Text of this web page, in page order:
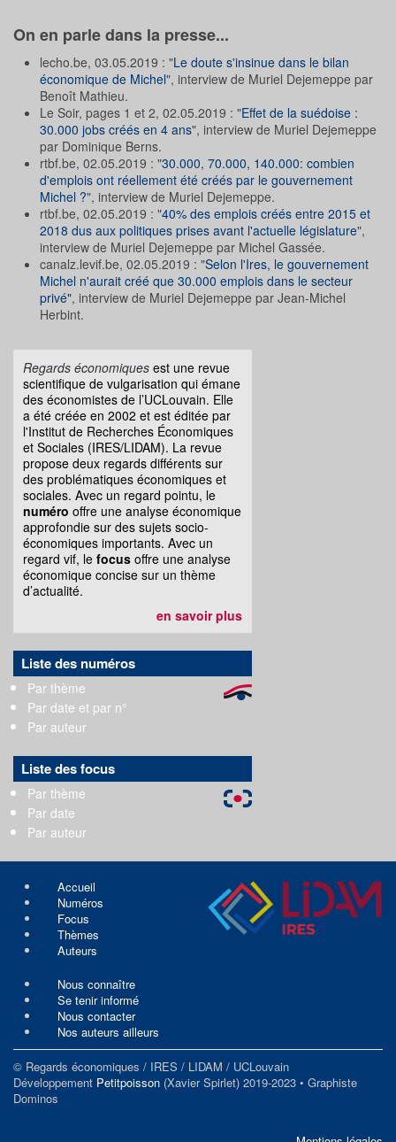
On en parle dans la presse...
lecho.be, 03.05.2019 : "Le doute s'insinue dans le bilan
économique de Michel", interview de Muriel Dejemeppe par
Benoît Mathieu.
Le Soir, pages 1 et 2, 02.05.2019 : "Effet de la suédoise :
30.000 jobs créés en 4 ans", interview de Muriel Dejemeppe
par Dominique Berns.
rtbf.be, 02.05.2019 : "30.000, 70.000, 140.000: combien
d'emplois ont réellement été créés par le gouvernement
Michel ?", interview de Muriel Dejemeppe.
rtbf.be, 02.05.2019 : "40% des emplois créés entre 2015 et
2018 dus aux politiques prises avant l'actuelle législature",
interview de Muriel Dejemeppe par Michel Gassée.
canalz.levif.be, 02.05.2019 : "Selon l'Ires, le gouvernement
Michel n'aurait créé que 30.000 emplois dans le secteur
privé", interview de Muriel Dejemeppe par Jean-Michel
Herbint.
Regards économiques est une revue
scientifique de vulgarisation qui émane
des économistes de l’UCLouvain. Elle
a été créée en 2002 et est éditée par
l'Institut de Recherches Économiques
et Sociales (IRES/LIDAM). La revue
propose deux regards différents sur
des problématiques économiques et
sociales. Avec un regard pointu, le
numéro offre une analyse économique
approfondie sur des sujets socio-
économiques importants. Avec un
regard vif, le focus offre une analyse
économique concise sur un thème
d’actualité.
en savoir plus
Liste des numéros
Par thème
Par date et par n°
Par auteur
Liste des focus
Par thème
Par date
Par auteur
Accueil
Numéros
Focus
Thèmes
Auteurs
Nous connaître
Se tenir informé
Nous contacter
Nos auteurs ailleurs
© Regards économiques / IRES / LIDAM / UCLouvain
Développement Petitpoisson (Xavier Spirlet) 2019-2023 • Graphiste
Dominos